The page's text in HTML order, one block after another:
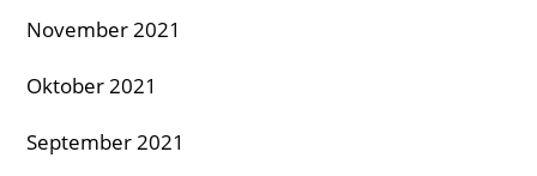
November 2021
Oktober 2021
September 2021